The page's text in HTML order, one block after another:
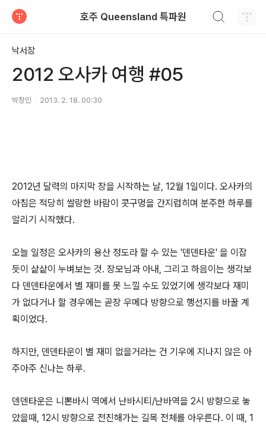
호주 Queensland 특파원
낙서장
2012 오사카 여행 #05
박창민 2013. 2. 18. 00:30
2012년 달력의 마지막 장을 시작하는 날, 12월 1일이다. 오사카의
아침은 적당히 쌀랑한 바람이 콧구멍을 간지럽히며 분주한 하루를
알리기 시작했다.
오늘 일정은 오사카의 용산 정도라 할 수 있는 '덴덴타운' 을 이잡
듯이 샅샅이 누벼보는 것. 장모님과 아내, 그리고 하음이는 생각보
다 덴덴타운에서 별 재미를 못 느낄 수도 있었기에 생각보다 재미
가 없다거나 할 경우에는 곧장 우메다 방향으로 행선지를 바꿀 계
획이었다.
하지만, 덴덴타운이 별 재미 없을거라는 건 기우에 지나지 않은 아
주아주 신나는 하루.
덴덴타운은 니뽄바시 역에서 난바시티/난바역을 2시 방향으로 놓
았을때, 12시 방향으로 전진해가는 길목 전체를 아우른다. 이 때, 1